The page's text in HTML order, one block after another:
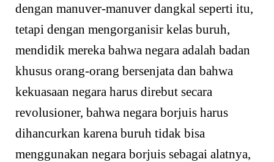
dengan manuver-manuver dangkal seperti itu,
tetapi dengan mengorganisir kelas buruh,
mendidik mereka bahwa negara adalah badan
khusus orang-orang bersenjata dan bahwa
kekuasaan negara harus direbut secara
revolusioner, bahwa negara borjuis harus
dihancurkan karena buruh tidak bisa
menggunakan negara borjuis sebagai alatnya,